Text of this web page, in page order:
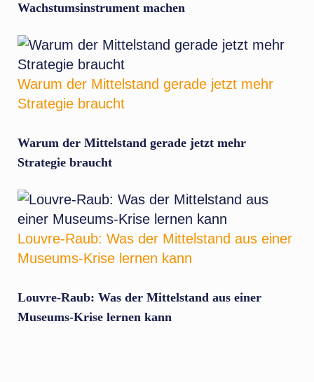
Wachstumsinstrument machen
Warum der Mittelstand gerade jetzt mehr
Strategie braucht
Warum der Mittelstand gerade jetzt mehr
Strategie braucht
Louvre-Raub: Was der Mittelstand aus einer
Museums-Krise lernen kann
Louvre-Raub: Was der Mittelstand aus einer
Museums-Krise lernen kann